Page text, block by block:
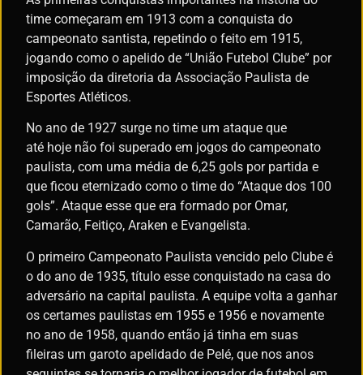
time começaram em 1913 com a conquista do
campeonato santista, repetindo o feito em 1915,
jogando como o apelido de “União Futebol Clube” por
imposição da diretoria da Associação Paulista de
Esportes Atléticos.
No ano de 1927 surge no time um ataque que
até hoje não foi superado em jogos do campeonato
paulista, com uma média de 6,25 gols por partida e
que ficou eternizado como o time do “Ataque dos 100
gols”. Ataque esse que era formado por Omar,
Camarão, Feitiço, Araken e Evangelista.
O primeiro Campeonato Paulista vencido pelo Clube é
o do ano de 1935, título esse conquistado na casa do
adversário na capital paulista. A equipe volta a ganhar
os certames paulistas em 1955 e 1956 e novamente
no ano de 1958, quando então já tinha em suas
fileiras um garoto apelidado de Pelé, que nos anos